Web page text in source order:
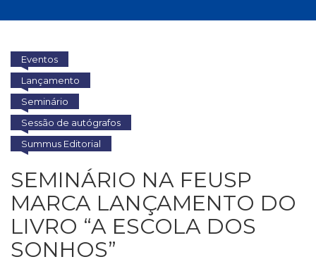
(95)
Depoimentos,
Vivências
(104)
Ciências
Sociais
(102)
Cinema
Comportamento
(417)
Comunicação
(232)
Corpo
e
Eventos
Lançamento
Seminário
Sessão de autógrafos
Summus Editorial
SEMINÁRIO NA FEUSP
MARCA LANÇAMENTO DO
LIVRO “A ESCOLA DOS
SONHOS”